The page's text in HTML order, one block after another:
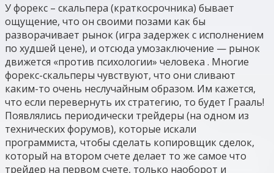
У форекс – скальпера (краткосрочника) бывает
ощущение, что он своими позами как бы
разворачивает рынок (игра задержек с исполнением
по худшей цене), и отсюда умозаключение — рынок
движется «против психологии» человека . Многие
форекс-скальперы чувствуют, что они сливают
каким-то очень неслучайным образом. Им кажется,
что если перевернуть их стратегию, то будет Грааль!
Появлялись периодически трейдеры (на одном из
технических форумов), которые искали
программиста, чтобы сделать копировщик сделок,
который на втором счете делает то же самое что
трейдер на первом счете, только наоборот и